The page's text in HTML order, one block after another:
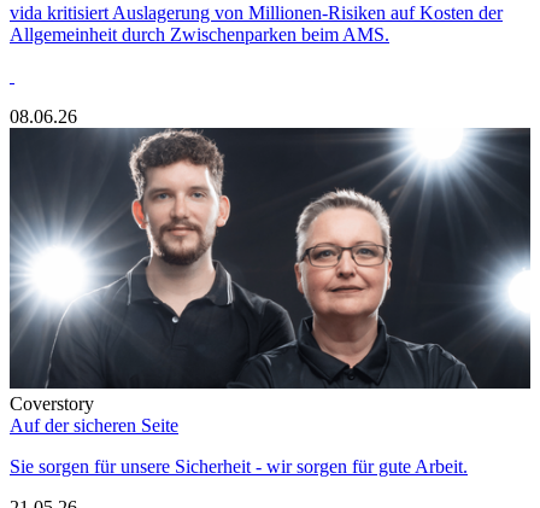
vida kritisiert Auslagerung von Millionen-Risiken auf Kosten der
Allgemeinheit durch Zwischenparken beim AMS.
08.06.26
Coverstory
Auf der sicheren Seite
Sie sorgen für unsere Sicherheit - wir sorgen für gute Arbeit.